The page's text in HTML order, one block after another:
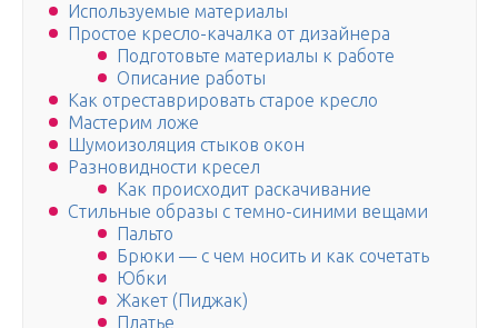
Используемые материалы
Простое кресло-качалка от дизайнера
Подготовьте материалы к работе
Описание работы
Как отреставрировать старое кресло
Мастерим ложе
Шумоизоляция стыков окон
Разновидности кресел
Как происходит раскачивание
Стильные образы с темно-синими вещами
Пальто
Брюки — с чем носить и как сочетать
Юбки
Жакет (Пиджак)
Платье